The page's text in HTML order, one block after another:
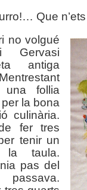
Que
no volgué
antiga
follia
la bona
culinària.
fer tres
tenir un
taula.
pas del